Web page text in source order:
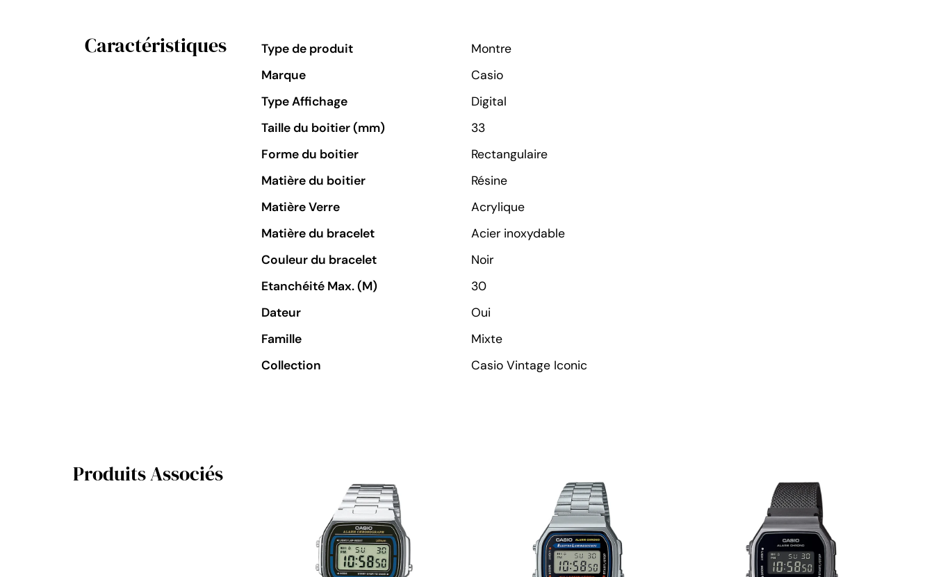
Caractéristiques Type de produit
Montre
Marque
Casio
Type Affichage
Digital
Taille du boitier (mm)
33
Forme du boitier
Rectangulaire
Matière du boitier
Résine
Matière Verre
Acrylique
Matière du bracelet
Acier inoxydable
Couleur du bracelet
Noir
Etanchéité Max. (M)
30
Dateur
Oui
Famille
Mixte
Collection
Casio Vintage Iconic
Produits Associés